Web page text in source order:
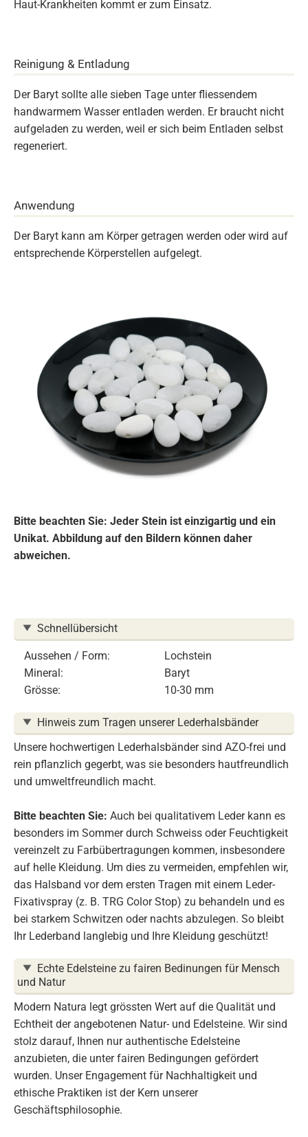
Haut-Krankheiten kommt er zum Einsatz.
Reinigung & Entladung
Der Baryt sollte alle sieben Tage unter fliessendem
handwarmem Wasser entladen werden. Er braucht nicht
aufgeladen zu werden, weil er sich beim Entladen selbst
regeneriert.
Anwendung
Der Baryt kann am Körper getragen werden oder wird auf
entsprechende Körperstellen aufgelegt.
Bitte beachten Sie: Jeder Stein ist einzigartig und ein
Unikat. Abbildung auf den Bildern können daher
abweichen.
Schnellübersicht
Aussehen / Form:
Lochstein
Mineral:
Baryt
Grösse:
10-30 mm
Hinweis zum Tragen unserer Lederhalsbänder
Unsere hochwertigen Lederhalsbänder sind AZO-frei und
rein pflanzlich gegerbt, was sie besonders hautfreundlich
und umweltfreundlich macht.
Bitte beachten Sie: Auch bei qualitativem Leder kann es
besonders im Sommer durch Schweiss oder Feuchtigkeit
vereinzelt zu Farbübertragungen kommen, insbesondere
auf helle Kleidung. Um dies zu vermeiden, empfehlen wir,
das Halsband vor dem ersten Tragen mit einem Leder-
Fixativspray (z. B. TRG Color Stop) zu behandeln und es
bei starkem Schwitzen oder nachts abzulegen. So bleibt
Ihr Lederband langlebig und Ihre Kleidung geschützt!
Echte Edelsteine zu fairen Bedinungen für Mensch
und Natur
Modern Natura legt grössten Wert auf die Qualität und
Echtheit der angebotenen Natur- und Edelsteine. Wir sind
stolz darauf, Ihnen nur authentische Edelsteine
anzubieten, die unter fairen Bedingungen gefördert
wurden. Unser Engagement für Nachhaltigkeit und
ethische Praktiken ist der Kern unserer
Geschäftsphilosophie.